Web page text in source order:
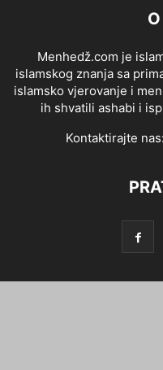
Menhedž.com je
islamskog znanja sa
islamsko vjerovanje i
ih shvatili ashabi i
Kontaktirajte nas: